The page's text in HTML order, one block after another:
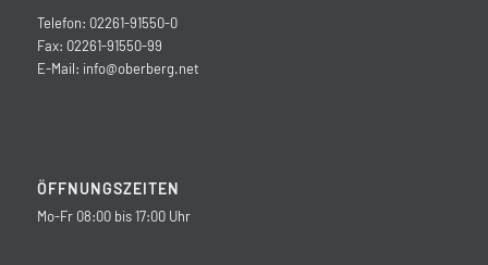
Telefon: 02261-91550-0
Fax: 02261-91550-99
E-Mail: info@oberberg.net
ÖFFNUNGSZEITEN
Mo-Fr 08:00 bis 17:00 Uhr